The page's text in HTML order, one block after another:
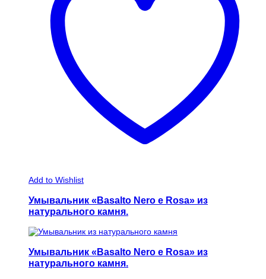
Add to Wishlist
Умывальник «Basalto Nero e Rosa» из
натурального камня.
Умывальник «Basalto Nero e Rosa» из
натурального камня.